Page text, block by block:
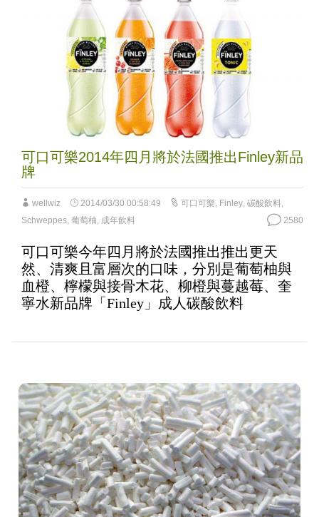
可口可樂2014年四月將於法國推出Finley新品
牌
wellwiz 2014/03/30 00:58:49 可口可樂, Finley, 碳酸飲料,
Schweppes, 葡萄柚, 成年飲料 2580
可口可樂今年四月將於法國推出推出更天
然、清爽且富層次的口味，分別是葡萄柚與
血橙、檸檬與接骨木花、柳橙與蔓越莓、奎
寧水新品牌「Finley」成人碳酸飲料